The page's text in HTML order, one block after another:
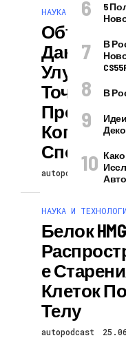
НАУКА И
Данных
Улучшает
Точность
autopodcast
НАУКА И
Белок
Е
Клеток
Телу
autopodcast
5
В
В